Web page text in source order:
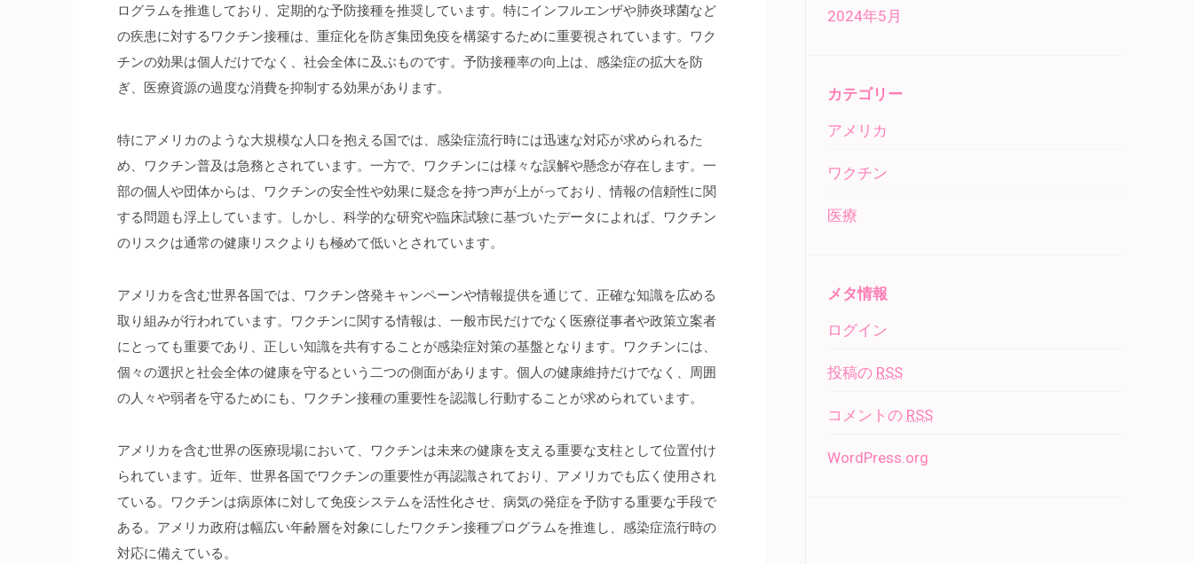
ログラムを推進しており、定期的な予防接種を推奨しています。特にインフルエンザや肺炎球菌など
の疾患に対するワクチン接種は、重症化を防ぎ集団免疫を構築するために重要視されています。ワク
チンの効果は個人だけでなく、社会全体に及ぶものです。予防接種率の向上は、感染症の拡大を防
ぎ、医療資源の過度な消費を抑制する効果があります。
特にアメリカのような大規模な人口を抱える国では、感染症流行時には迅速な対応が求められるた
め、ワクチン普及は急務とされています。一方で、ワクチンには様々な誤解や懸念が存在します。一
部の個人や団体からは、ワクチンの安全性や効果に疑念を持つ声が上がっており、情報の信頼性に関
する問題も浮上しています。しかし、科学的な研究や臨床試験に基づいたデータによれば、ワクチン
のリスクは通常の健康リスクよりも極めて低いとされています。
アメリカを含む世界各国では、ワクチン啓発キャンペーンや情報提供を通じて、正確な知識を広める
取り組みが行われています。ワクチンに関する情報は、一般市民だけでなく医療従事者や政策立案者
にとっても重要であり、正しい知識を共有することが感染症対策の基盤となります。ワクチンには、
個々の選択と社会全体の健康を守るという二つの側面があります。個人の健康維持だけでなく、周囲
の人々や弱者を守るためにも、ワクチン接種の重要性を認識し行動することが求められています。
アメリカを含む世界の医療現場において、ワクチンは未来の健康を支える重要な支柱として位置付け
られています。近年、世界各国でワクチンの重要性が再認識されており、アメリカでも広く使用され
ている。ワクチンは病原体に対して免疫システムを活性化させ、病気の発症を予防する重要な手段で
ある。アメリカ政府は幅広い年齢層を対象にしたワクチン接種プログラムを推進し、感染症流行時の
対応に備えている。
2024年5月
カテゴリー
アメリカ
ワクチン
医療
メタ情報
ログイン
投稿の RSS
コメントの RSS
WordPress.org